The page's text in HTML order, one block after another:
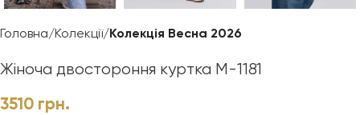
Головна Колекції Колекція Весна 2026
Жіноча двостороння куртка М-1181
3510 грн.